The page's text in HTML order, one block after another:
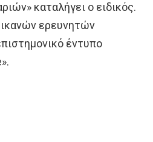
καταλήγει ο ειδικός.
ερευνητών
έντυπο